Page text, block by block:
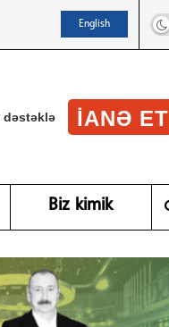
English
dəstəklə IANƏ ET
Biz kimik